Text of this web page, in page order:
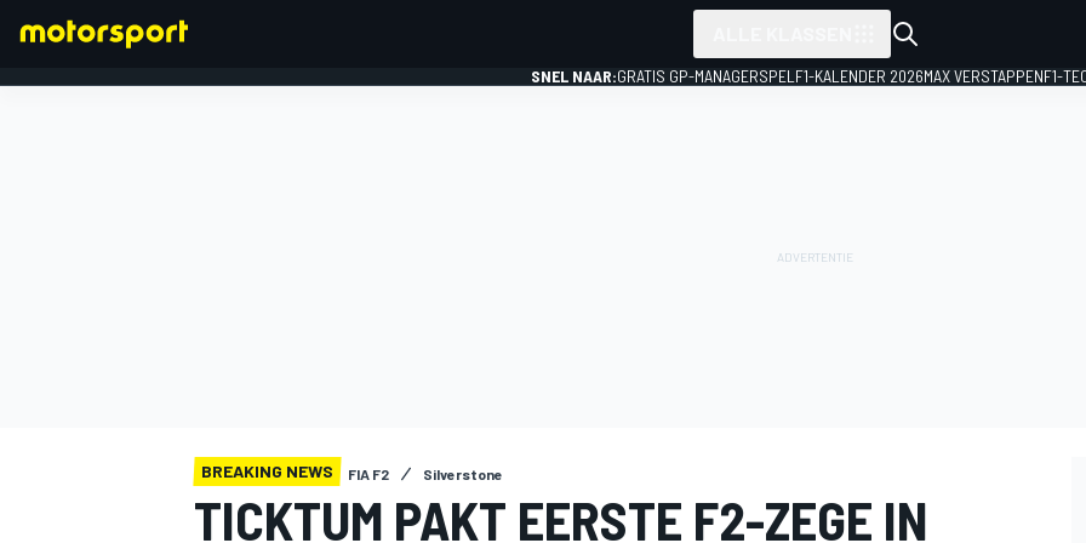
SNEL NAAR:GRATIS GP-MANAGERSPEL F1-KALENDER 2026MAX VERSTAPPENF1-
BREAKING NEWS FIA F2 Silverstone
TICKTUM PAKT EERSTE F2-ZEGE IN